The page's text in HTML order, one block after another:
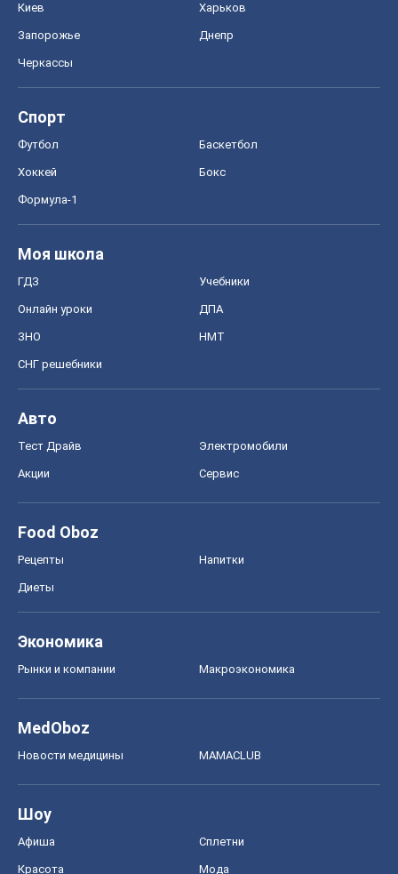
Киев Харьков
Запорожье Днепр
Черкассы
Спорт
Футбол Баскетбол
Хоккей Бокс
Формула-1
Моя школа
ГДЗ Учебники
Онлайн уроки ДПА
ЗНО НМТ
СНГ решебники
Авто
Тест Драйв Электромобили
Акции Сервис
Food Oboz
Рецепты Напитки
Диеты
Экономика
Рынки и компании Mакроэкономика
MedOboz
Новости медицины MAMACLUB
Шоу
Афиша Сплетни
Красота Мода